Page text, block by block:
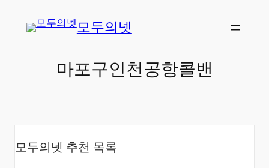
모두의넷
마포구인천공항콜밴
모두의넷 추천 목록